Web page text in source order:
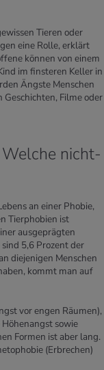
Tieren oder
eine Rolle, erklärt
können von einem
im finsteren Keller in
Ängste Menschen
Filme oder
nicht-
an einer Phobie,
Tierphobien ist
ausgeprägten
5,6 Prozent der
diejenigen Menschen
kommt man auf
vor engen Räumen),
sowie
Formen ist aber lang.
(Erbrechen)